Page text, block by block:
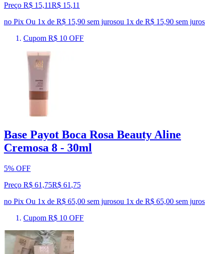
Preço R$ 15,11R$ 15,11
no Pix Ou 1x de R$ 15,90 sem jurosou 1x de R$ 15,90 sem juros
Cupom R$ 10 OFF
Base Payot Boca Rosa Beauty Aline
Cremosa 8 - 30ml
5% OFF
Preço R$ 61,75R$ 61 ,75
no Pix Ou 1x de R$ 65,00 sem jurosou 1x de R$ 65,00 sem juros
Cupom R$ 10 OFF